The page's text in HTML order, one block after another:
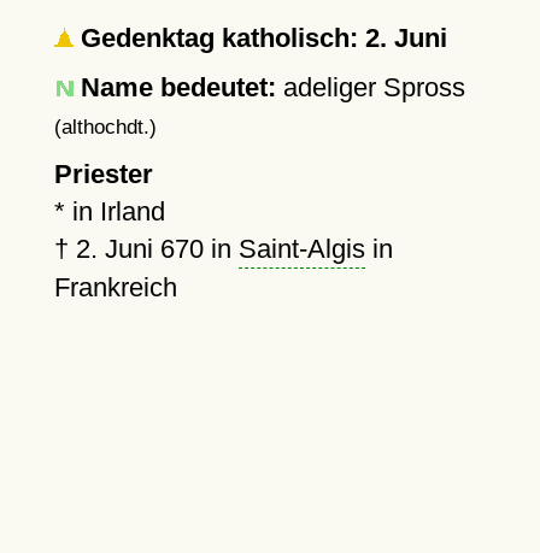
Gedenktag katholisch: 2. Juni
Name bedeutet: adeliger Spross
(althochdt.)
Priester
* in Irland
† 2. Juni 670in Saint-Algisin
Frankreich